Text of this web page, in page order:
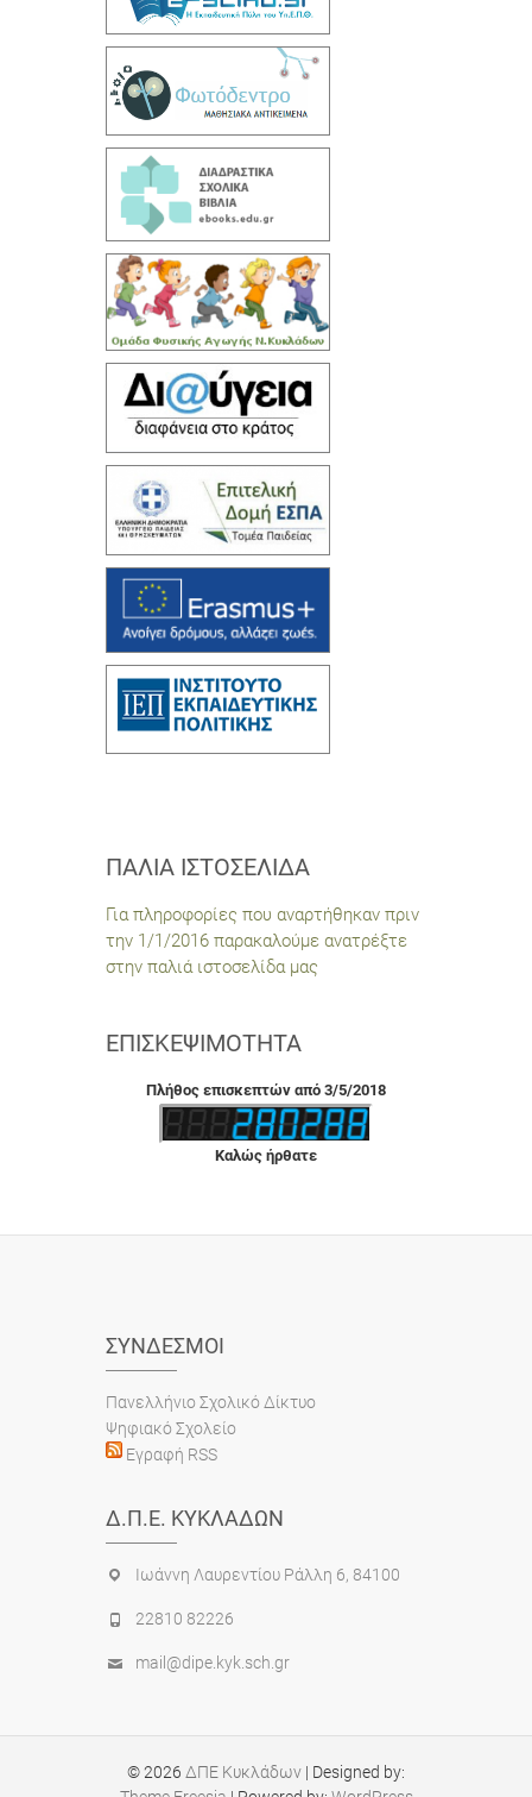
ΠΑΛΙΆ ΙΣΤΟΣΕΛΊΔΑ
Για πληροφορίες που αναρτήθηκαν πριν
την 1/1/2016 παρακαλούμε ανατρέξτε
στην παλιά ιστοσελίδα μας
ΕΠΙΣΚΕΨΙΜΌΤΗΤΑ
Πλήθος επισκεπτών από 3/5/2018
Καλώς ήρθατε
ΣΎΝΔΕΣΜΟΙ
Πανελλήνιο Σχολικό Δίκτυο
Ψηφιακό Σχολείο
Εγραφή RSS
Δ.Π.Ε. ΚΥΚΛΆΔΩΝ
Ιωάννη Λαυρεντίου Ράλλη 6, 84100
22810 82226
mail@dipe.kyk.sch.gr
© 2026 ΔΠΕ Κυκλάδων | Designed by: